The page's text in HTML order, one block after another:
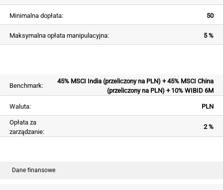
Minimalna dopłata: 50
Maksymalna opłata manipulacyjna: 5 %
Benchmark:
45% MSCI India (przeliczony na PLN) + 45% MSCI China
(przeliczony na PLN) + 10% WIBID 6M
Waluta: PLN
Opłata za
zarządzanie:
2 %
Dane finansowe